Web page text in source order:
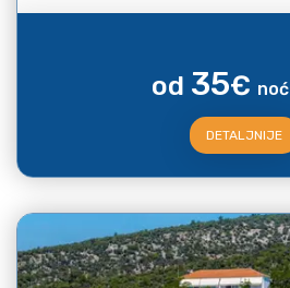
od 35€ noć
DETALJNIJE